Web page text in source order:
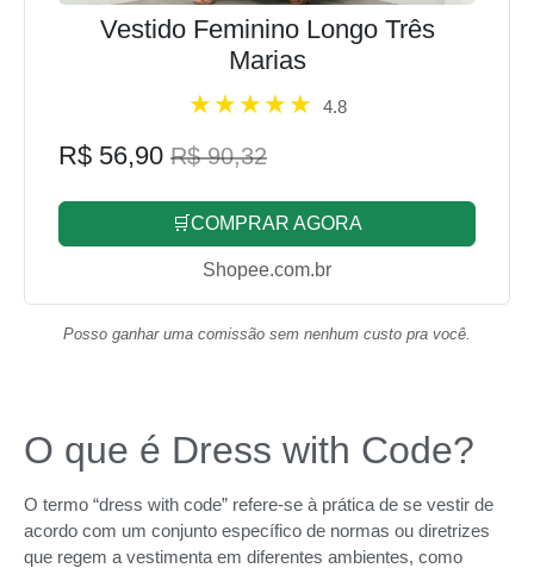
Vestido Feminino Longo Três
Marias
4.8
R$ 56,90 R$ 90,32
🛒COMPRAR AGORA
Shopee.com.br
Posso ganhar uma comissão sem nenhum custo pra você.
O que é Dress with Code?
O termo “dress with code” refere-se à prática de se vestir de
acordo com um conjunto específico de normas ou diretrizes
que regem a vestimenta em diferentes ambientes, como